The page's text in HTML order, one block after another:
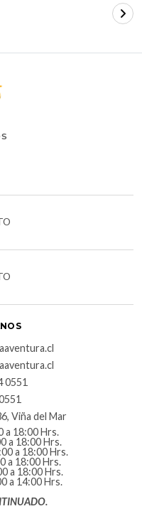
0551
Viña del Mar
a 18:00 Hrs.
a 18:00 Hrs.
a 18:00 Hrs.
a 18:00 Hrs.
a 18:00 Hrs.
a 14:00 Hrs.